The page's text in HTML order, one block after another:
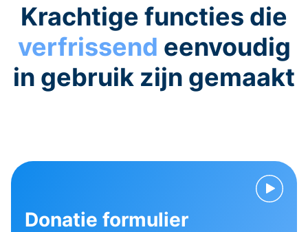
Krachtige functies die
verfrissend eenvoudig
in gebruik zijn gemaakt
Donatie formulier